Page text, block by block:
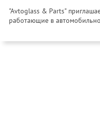
"Avtoglass & Parts"
работающие в